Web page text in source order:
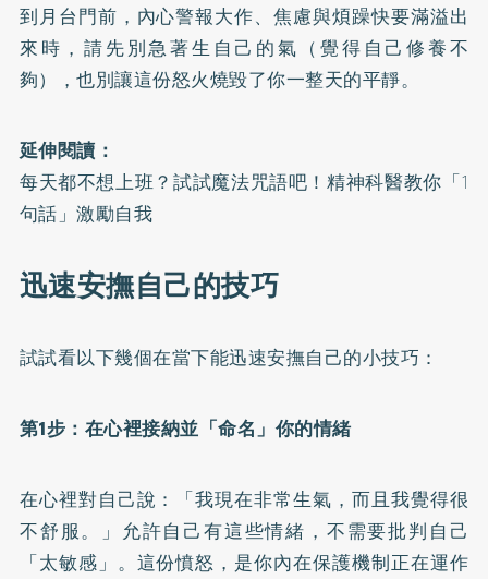
到月台門前，內心警報大作、焦慮與煩躁快要滿溢出
來時，請先別急著生自己的氣（覺得自己修養不
夠），也別讓這份怒火燒毀了你一整天的平靜。
延伸閱讀：
每天都不想上班？試試魔法咒語吧！精神科醫教你「1
句話」激勵自我
迅速安撫自己的技巧
試試看以下幾個在當下能迅速安撫自己的小技巧：
第1步：在心裡接納並「命名」你的情緒
在心裡對自己說：「我現在非常生氣，而且我覺得很
不舒服。」允許自己有這些情緒，不需要批判自己
「太敏感」。這份憤怒，是你內在保護機制正在運作